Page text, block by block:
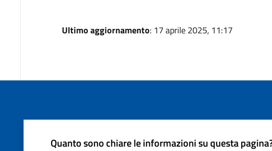
Ultimo aggiornamento: 17 aprile 2025, 11:17
Quanto sono chiare le informazioni su questa